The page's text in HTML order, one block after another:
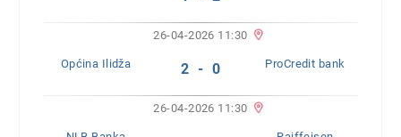
26-04-2026 11:30
Općina Ilidža 2 - 0 ProCredit bank
26-04-2026 11:30